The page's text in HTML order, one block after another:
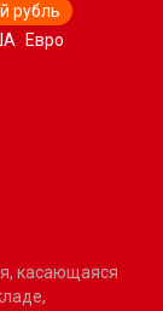
рубль
Евро
касающаяся